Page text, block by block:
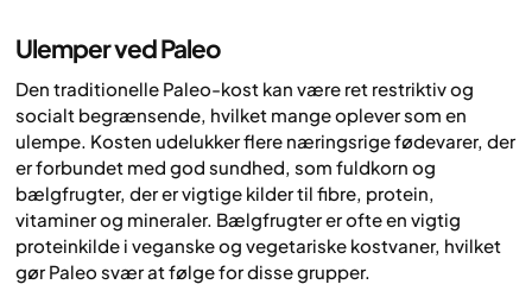
Ulemper ved Paleo
Den traditionelle Paleo-kost kan være ret restriktiv og
socialt begrænsende, hvilket mange oplever som en
ulempe. Kosten udelukker flere næringsrige fødevarer, der
er forbundet med god sundhed, som fuldkorn og
bælgfrugter, der er vigtige kilder til fibre, protein,
vitaminer og mineraler. Bælgfrugter er ofte en vigtig
proteinkilde i veganske og vegetariske kostvaner, hvilket
gør Paleo svær at følge for disse grupper.